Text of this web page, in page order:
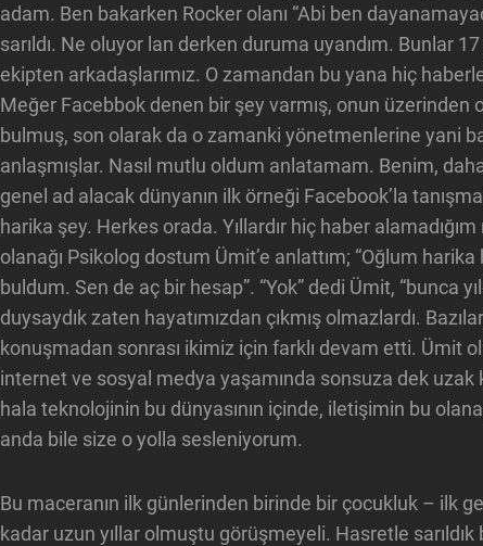
adam. Ben bakarken Rocker olanı “Abi ben
sarıldı. Ne oluyor lan derken duruma uyandım. Bunlar 17
ekipten arkadaşlarımız. O zamandan bu yana hiç
Meğer Facebbok denen bir şey varmış, onun üzerinden
bulmuş, son olarak da o zamanki yönetmenlerine yani
anlaşmışlar. Nasıl mutlu oldum anlatamam. Benim,
genel ad alacak dünyanın ilk örneği Facebook’la
harika şey. Herkes orada. Yıllardır hiç haber
olanağı Psikolog dostum Ümit’e anlattım; “Oğlum
buldum. Sen de aç bir hesap”. “Yok” dedi Ümit, “bunca
duysaydık zaten hayatımızdan çıkmış olmazlardı.
konuşmadan sonrası ikimiz için farklı devam etti. Ümit
internet ve sosyal medya yaşamında sonsuza dek uzak
hala teknolojinin bu dünyasının içinde, iletişimin bu
anda bile size o yolla sesleniyorum.
Bu maceranın ilk günlerinden birinde bir çocukluk – ilk
kadar uzun yıllar olmuştu görüşmeyeli. Hasretle